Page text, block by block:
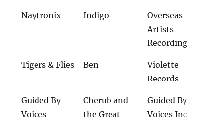
Naytronix Indigo
Overseas
Artists
Recording
Tigers & Flies Ben
Violette
Records
Guided By
Voices
Cherub and
the Great
Guided By
Voices Inc